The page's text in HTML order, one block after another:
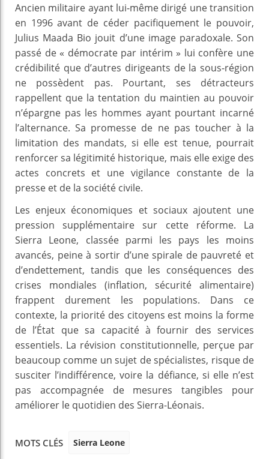
Ancien militaire ayant lui-même dirigé une transition
en 1996 avant de céder pacifiquement le pouvoir,
Julius Maada Bio jouit d’une image paradoxale. Son
passé de « démocrate par intérim » lui confère une
crédibilité que d’autres dirigeants de la sous-région
ne possèdent pas. Pourtant, ses détracteurs
rappellent que la tentation du maintien au pouvoir
n’épargne pas les hommes ayant pourtant incarné
l’alternance. Sa promesse de ne pas toucher à la
limitation des mandats, si elle est tenue, pourrait
renforcer sa légitimité historique, mais elle exige des
actes concrets et une vigilance constante de la
presse et de la société civile.
Les enjeux économiques et sociaux ajoutent une
pression supplémentaire sur cette réforme. La
Sierra Leone, classée parmi les pays les moins
avancés, peine à sortir d’une spirale de pauvreté et
d’endettement, tandis que les conséquences des
crises mondiales (inflation, sécurité alimentaire)
frappent durement les populations. Dans ce
contexte, la priorité des citoyens est moins la forme
de l’État que sa capacité à fournir des services
essentiels. La révision constitutionnelle, perçue par
beaucoup comme un sujet de spécialistes, risque de
susciter l’indifférence, voire la défiance, si elle n’est
pas accompagnée de mesures tangibles pour
améliorer le quotidien des Sierra-Léonais.
MOTS CLÉS Sierra Leone